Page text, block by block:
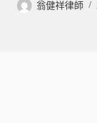
翁健祥律師